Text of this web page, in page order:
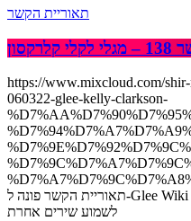
תאוריית הקשר
https://www.mixcloud.com/
060322-glee-kelly-clarkson-
תאוריית הקשר פונה ל-Glee Wiki לעזרה, ותוהה איך טרנטינו גורם לנו
לשמוע שירים אחרת